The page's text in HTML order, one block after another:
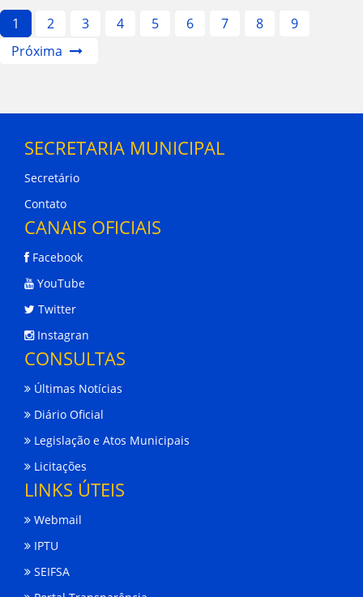
1 2 3 4 5 6 7 8
9
Próxima
SECRETARIA MUNICIPAL
Secretário
Contato
CANAIS OFICIAIS
Facebook
YouTube
Twitter
Instagran
CONSULTAS
Últimas Notícias
Diário Oficial
Legislação e Atos Municipais
Licitações
LINKS ÚTEIS
Webmail
IPTU
SEIFSA